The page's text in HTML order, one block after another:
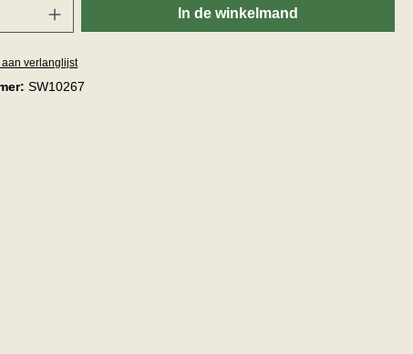
In de winkelmand
verlanglijst
SW10267